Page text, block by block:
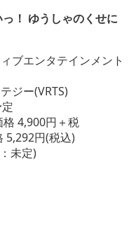
！ ゆうしゃのくせに
ブエンタテインメント
ジー(VRTS)
格 4,900円＋税
円(税込)
未定)